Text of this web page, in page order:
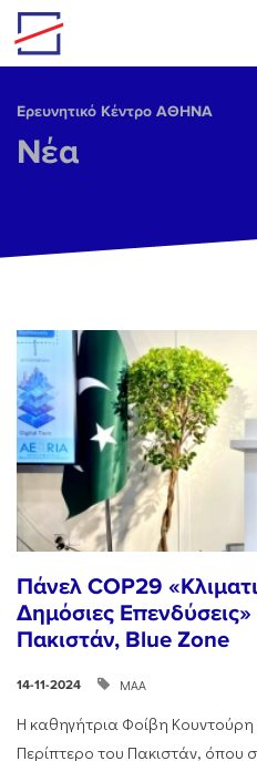
Skip to main content
Ερευνητικό Κέντρο ΑΘΗΝΑ
Νέα
Πάνελ COP29
Δημόσιες
Πακιστάν, Blue Zone
14-11-2024 ΜΑΑ
Η καθηγήτρια Φοίβη
Περίπτερο του Πακιστάν, όπου